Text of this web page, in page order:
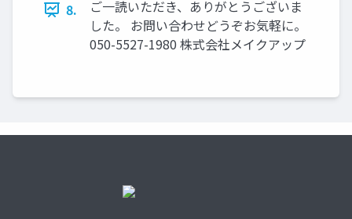
8.
ご一読いただき、ありがとうございま
した。 お問い合わせどうぞお気軽に。
050-5527-1980 株式会社メイクアップ